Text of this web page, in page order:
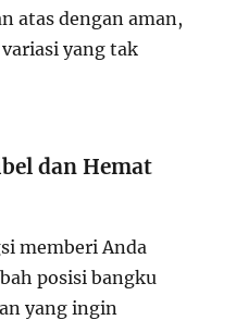
atas dengan aman,
yang tak
dan Hemat
memberi Anda
posisi bangku
yang ingin